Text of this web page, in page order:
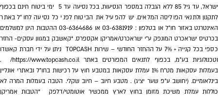
ישראל, עד גיל 85 ללא הגבלה במספר הנסיעות, בכל נסיעה עד 5 ימי ביטוח חינם בכפוף
לתקנון ולתנאי הפוליסה המלאים. יש להפעיל את הביטוח לפני כל נסיעה לחו"ל באתר
האינטרנט באזור חו"ל או בטלפון : 03-6381919 או 03-6364686 ההטבות הינן למשלמים
בכרטיס ישראכרט המונפק ע"י ישראכרט/אמריקן אקספרס.*קאשבק במגוון עסקים- החזר
כספי בכל קנייה + ‎7% על ההחזר החודשי – שירות TOPCASH ניתן על ידי חברת קאשדו
וטכנולוגיות בע״מ, בכפוף לתנאים המפורטים באתרhttps://www.topcash.co.il/
.
בעמלות עסקאות מט"ח 1% עמלת עסקאות במטבע חוץ על רכישות בחו"ל ובאתרי אונליין
בינלאומיים. (יחושב ע"פ שער יציג) . מטבע חיוב – חיוב שקלי. הטבה בעמלות המרה לא
כוללות עמלת משיכת מזומן בחוץ לארץ ממכשיר אוטומטי/דלפק *הטבות אמריקן